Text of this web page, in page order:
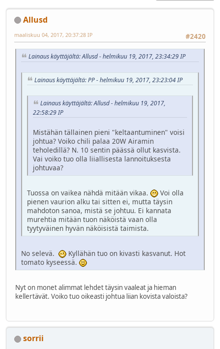
Allusd
#2420
maaliskuu 04, 2017, 20:37:28 IP
Lainaus käyttäjältä: Allusd - helmikuu 19, 2017, 23:34:29 IP
Lainaus käyttäjältä: PP - helmikuu 19, 2017, 23:23:04 IP
Lainaus käyttäjältä: Allusd - helmikuu 19, 2017,
22:58:29 IP
Mistähän tällainen pieni "keltaantuminen" voisi
johtua? Voiko chili palaa 20W Airamin
teholedillä? N. 10 sentin päässä ollut kasvista.
Vai voiko tuo olla liiallisesta lannoituksesta
johtuvaa?
Tuossa on vaikea nähdä mitään vikaa.
Voi olla
pienen vaurion alku tai sitten ei, mutta täysin
mahdoton sanoa, mistä se johtuu. Ei kannata
murehtia mitään tuon näköistä vaan olla
tyytyväinen hyvän näköisistä taimista.
No selevä.
Kyllähän tuo on kivasti kasvanut. Hot
tomato kyseessä.
Nyt on monet alimmat lehdet täysin vaaleat ja hieman
kellertävät. Voiko tuo oikeasti johtua liian kovista valoista?
sorrii